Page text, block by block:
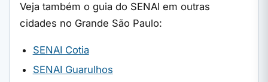
Veja também o guia do SENAI em outras
cidades no Grande São Paulo:
SENAI Cotia
SENAI Guarulhos